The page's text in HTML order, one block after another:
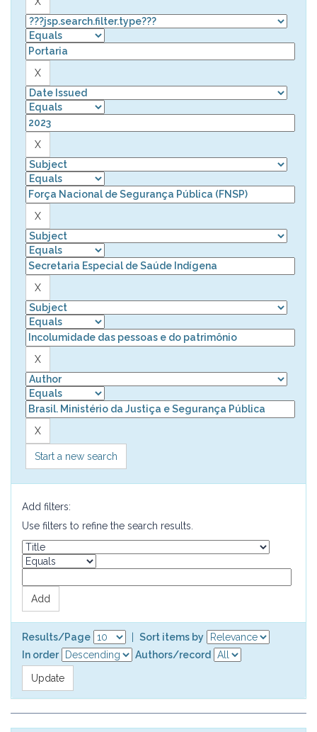
Start a new search
Add filters:
Use filters to refine the search results.
Results/Page
Sort items by
In order
Authors/record